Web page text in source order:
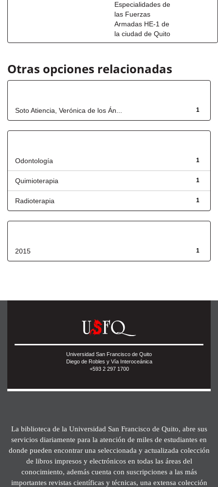
Especialidades de
las Fuerzas
Armadas HE-1 de
la ciudad de Quito
Otras opciones relacionadas
1
Soto Atiencia, Verónica de los Án...
1
Odontología
1
Quimioterapia
1
Radioterapia
1
2015
Universidad San Francisco de Quito
Diego de Robles y Vía Interoceánica
+593 2 297 1700
La biblioteca de la Universidad San Francisco de Quito, abre sus
servicios diariamente para la atención de miles de estudiantes en
donde pueden encontrar una seleccionada y actualizada colección
de libros impresos y electrónicos en todas las áreas del
conocimiento, además cuenta con suscripciones a las más
importantes revistas científicas y técnicas, una extensa colección